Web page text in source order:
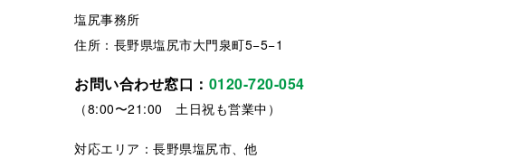
塩尻事務所
住所：長野県塩尻市大門泉町5−5−1
お問い合わせ窓口： 0120-720-054
（8:00〜21:00 土日祝も営業中）
対応エリア：長野県塩尻市、他